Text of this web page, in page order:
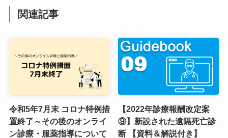
関連記事
令和5年7月末 コロナ特例措
置終了～その後のオンライ
ン診療・服薬指導について
【2022年診療報酬改定案
⑨】新設された遠隔死亡診
断 【資料＆解説付き】